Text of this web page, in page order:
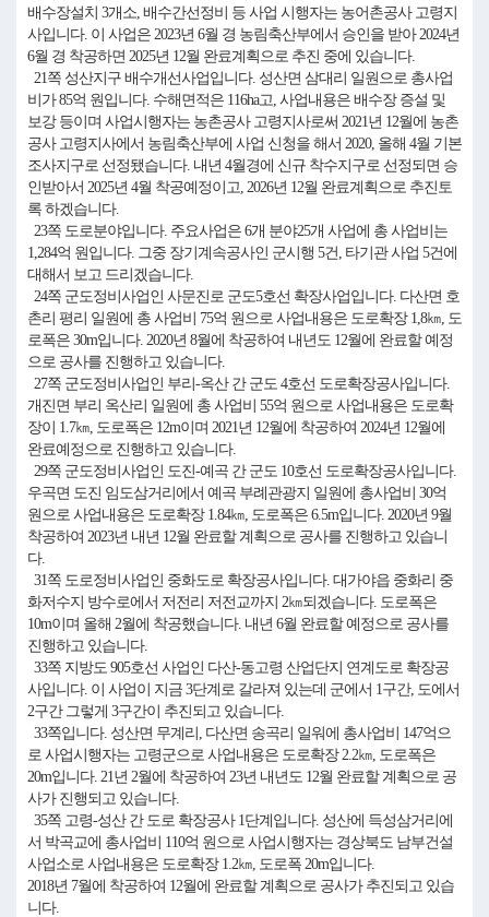
배수장설치 3개소, 배수간선정비 등 사업 시행자는 농어촌공사 고령지
사입니다. 이 사업은 2023년 6월 경 농림축산부에서 승인을 받아 2024년
6월 경 착공하면 2025년 12월 완료계획으로 추진 중에 있습니다.
21쪽 성산지구 배수개선사업입니다. 성산면 삼대리 일원으로 총사업
비가 85억 원입니다. 수해면적은 116ha고, 사업내용은 배수장 증설 및
보강 등이며 사업시행자는 농촌공사 고령지사로써 2021년 12월에 농촌
공사 고령지사에서 농림축산부에 사업 신청을 해서 2020, 올해 4월 기본
조사지구로 선정됐습니다. 내년 4월경에 신규 착수지구로 선정되면 승
인받아서 2025년 4월 착공예정이고, 2026년 12월 완료계획으로 추진토
록 하겠습니다.
23쪽 도로분야입니다. 주요사업은 6개 분야25개 사업에 총 사업비는
1,284억 원입니다. 그중 장기계속공사인 군시행 5건, 타기관 사업 5건에
대해서 보고 드리겠습니다.
24쪽 군도정비사업인 사문진로 군도5호선 확장사업입니다. 다산면 호
촌리 평리 일원에 총 사업비 75억 원으로 사업내용은 도로확장 1,8㎞, 도
로폭은 30m입니다. 2020년 8월에 착공하여 내년도 12월에 완료할 예정
으로 공사를 진행하고 있습니다.
27쪽 군도정비사업인 부리-옥산 간 군도 4호선 도로확장공사입니다.
개진면 부리 옥산리 일원에 총 사업비 55억 원으로 사업내용은 도로확
장이 1.7㎞, 도로폭은 12m이며 2021년 12월에 착공하여 2024년 12월에
완료예정으로 진행하고 있습니다.
29쪽 군도정비사업인 도진-예곡 간 군도 10호선 도로확장공사입니다.
우곡면 도진 임도삼거리에서 예곡 부례관광지 일원에 총사업비 30억
원으로 사업내용은 도로확장 1.84㎞, 도로폭은 6.5m입니다. 2020년 9월
착공하여 2023년 내년 12월 완료할 계획으로 공사를 진행하고 있습니
다.
31쪽 도로정비사업인 중화도로 확장공사입니다. 대가야읍 중화리 중
화저수지 방수로에서 저전리 저전교까지 2㎞되겠습니다. 도로폭은
10m이며 올해 2월에 착공했습니다. 내년 6월 완료할 예정으로 공사를
진행하고 있습니다.
33쪽 지방도 905호선 사업인 다산-동고령 산업단지 연계도로 확장공
사입니다. 이 사업이 지금 3단계로 갈라져 있는데 군에서 1구간, 도에서
2구간 그렇게 3구간이 추진되고 있습니다.
33쪽입니다. 성산면 무계리, 다산면 송곡리 일워에 총사업비 147억으
로 사업시행자는 고령군으로 사업내용은 도로확장 2.2㎞, 도로폭은
20m입니다. 21년 2월에 착공하여 23년 내년도 12월 완료할 계획으로 공
사가 진행되고 있습니다.
35쪽 고령-성산 간 도로 확장공사 1단계입니다. 성산에 득성삼거리에
서 박곡교에 총사업비 110억 원으로 사업시행자는 경상북도 남부건설
사업소로 사업내용은 도로확장 1.2㎞, 도로폭 20m입니다.
2018년 7월에 착공하여 12월에 완료할 계획으로 공사가 추진되고 있습
니다.